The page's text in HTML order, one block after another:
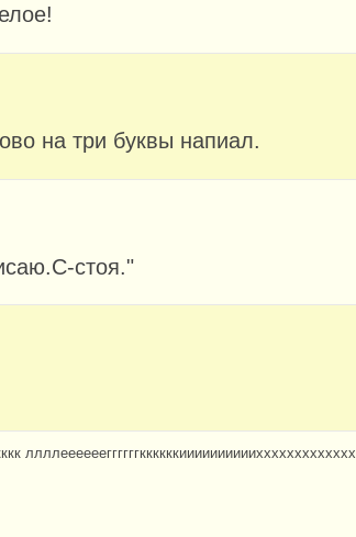
на три буквы напиал.
стоя."
ллллееееееггггггккккккииииииииииххххххххххххх